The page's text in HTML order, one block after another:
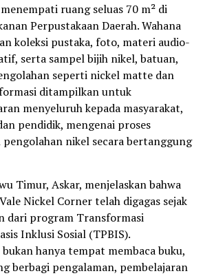
ruang seluas 70 m² di
Perpustakaan Daerah. Wahana
koleksi pustaka, foto, materi audio-
serta sampel bijih nikel, batuan,
seperti nickel matte dan
ditampilkan untuk
menyeluruh kepada masyarakat,
pendidik, mengenai proses
nikel secara bertanggung
Timur, Askar, menjelaskan bahwa
Nickel Corner telah digagas sejak
dari program Transformasi
Inklusi Sosial (TPBIS).
hanya tempat membaca buku,
berbagi pengalaman, pembelajaran